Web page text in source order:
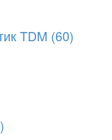
TDM (60)